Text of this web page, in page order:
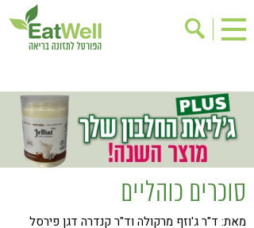
בישול בריא
אינדקס עסקים
ריפוי ומניעת מחלות
בריאות האישה
תוספי תזונה
מתכוני בריאות
אירועים
סוכרים כוהליים
מאת: ד"ר ג'וזף מרקולה וד"ר קנדרה דגן פירסל